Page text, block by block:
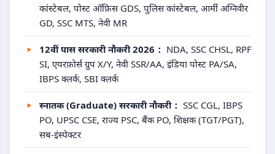
कांस्टेबल, पोस्ट ऑफ़िस GDS, पुलिस कांस्टेबल, आर्मी अग्निवीर
GD, SSC MTS, नेवी MR
12वीं पास सरकारी नौकरी 2026： NDA, SSC CHSL, RPF
SI, एयरफ़ोर्स ग्रुप X/Y, नेवी SSR/AA, इंडिया पोस्ट PA/SA,
IBPS क्लर्क, SBI क्लर्क
स्नातक (Graduate) सरकारी नौकरी： SSC CGL, IBPS
PO, UPSC CSE, राज्य PSC, बैंक PO, शिक्षक (TGT/PGT),
सब-इंस्पेक्टर